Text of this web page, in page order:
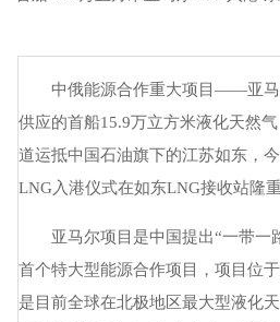
中俄能源合作重大项目——亚马
供应的首船15.9万立方米液化天然
道运抵中国石油旗下的江苏如东，
亚马尔项目是中国提出“一带一路
首个特大型能源合作项目，项目位